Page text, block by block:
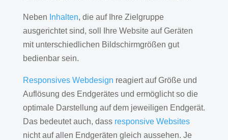
Neben Inhalten, die auf Ihre Zielgruppe
ausgerichtet sind, soll Ihre Website auf Geräten
mit unterschiedlichen Bildschirmgrößen gut
bedienbar sein.
Responsives Webdesign reagiert auf Größe und
Auflösung des Endgerätes und ermöglicht so die
optimale Darstellung auf dem jeweiligen Endgerät.
Das bedeutet auch, dass responsive Websites
nicht auf allen Endgeräten gleich aussehen. Je